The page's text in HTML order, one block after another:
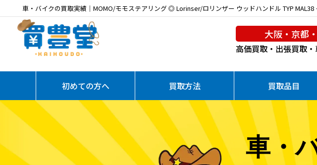
車・バイクの買取実績｜MOMO/モモステアリング ◎ Lorinser/ロリンザー ウッドハンドル TYP
大阪・京都
高価買取・出張買取
初めての方へ 買取方法 買取品目
車・